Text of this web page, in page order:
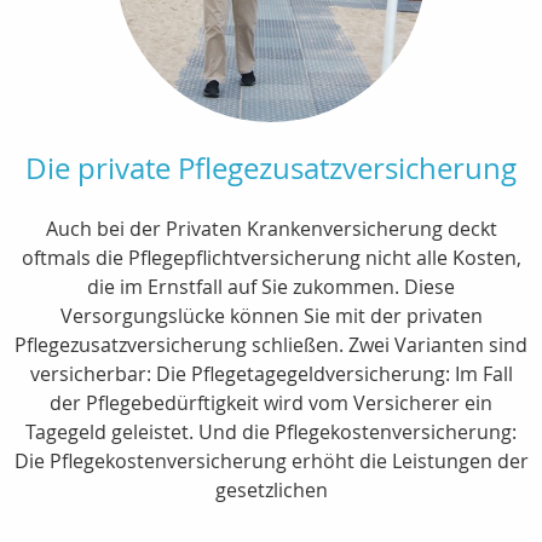
Die private Pflegezusatzversicherung
Auch bei der Privaten Krankenversicherung deckt
oftmals die Pflegepflichtversicherung nicht alle Kosten,
die im Ernstfall auf Sie zukommen. Diese
Versorgungslücke können Sie mit der privaten
Pflegezusatzversicherung schließen. Zwei Varianten sind
versicherbar: Die Pflegetagegeldversicherung: Im Fall
der Pflegebedürftigkeit wird vom Versicherer ein
Tagegeld geleistet. Und die Pflegekostenversicherung:
Die Pflegekostenversicherung erhöht die Leistungen der
gesetzlichen